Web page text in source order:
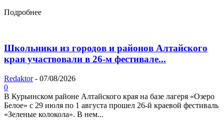
Подробнее
Школьники из городов и районов Алтайского
края участвовали в 26-м фестивале...
Redaktor - 07/08/2026
0
В Курьинском районе Алтайского края на базе лагеря «Озеро
Белое» с 29 июля по 1 августа прошел 26‑й краевой фестиваль
«Зеленые колокола». В нем...